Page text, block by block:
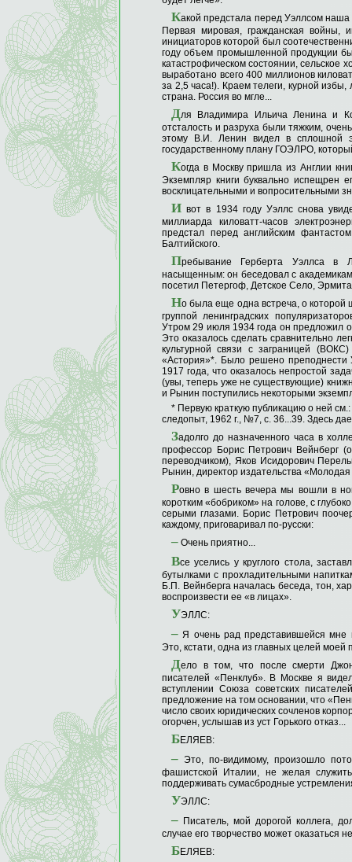
Какой предстала перед Уэллсом
Первая мировая, гражданская войны,
инициаторов которой был
году объем промышленной продукции
катастрофическом состоянии, сельское
выработано всего 400 миллионов
за 2,5 часа!). Краем телеги, курной
страна. Россия во мгле...
Для Владимира Ильича Ленина и
отсталость и разруха были тяжким,
этому В.И. Ленин видел в сплошной
государственному плану ГОЭЛРО,
Когда в Москву пришла из Англии
Экземпляр книги буквально испещрен
восклицательными и вопросительными
И вот в 1934 году Уэллс снова
миллиарда киловатт-часов
предстал перед английским
Балтийского.
Пребывание Герберта Уэллса в
насыщенным: он беседовал с
посетил Петергоф, Детское Село,
Но была еще одна встреча, о которой
группой ленинградских
Утром 29 июля 1934 года он предложил
Это оказалось сделать сравнительно
культурной связи с заграницей
«Астория»*. Было решено преподнести
1917 года, что оказалось непростой
(увы, теперь уже не существующие)
и Рынин поступились некоторыми
* Первую краткую публикацию о ней
следопыт, 1962 г., №7, с. 36...39. Здесь
Задолго до назначенного часа в
профессор Борис Петрович Вейнберг
переводчиком), Яков Исидорович
Рынин, директор издательства
Ровно в шесть вечера мы вошли в
коротким «бобриком» на голове, с
серыми глазами. Борис Петрович
каждому, приговаривал по-русски:
– Очень приятно...
Все уселись у круглого стола,
бутылками с прохладительными
Б.П. Вейнберга началась беседа, тон,
воспроизвести ее «в лицах».
УЭЛЛС:
– Я очень рад представившейся мне
Это, кстати, одна из главных целей моей
Дело в том, что после смерти
писателей «Пенклуб». В Москве я
вступлении Союза советских
предложение на том основании, что
число своих юридических сочленов
огорчен, услышав из уст Горького отказ...
БЕЛЯЕВ:
– Это, по-видимому, произошло
фашистской Италии, не желая
поддерживать сумасбродные
УЭЛЛС:
– Писатель, мой дорогой коллега,
случае его творчество может оказаться
БЕЛЯЕВ: